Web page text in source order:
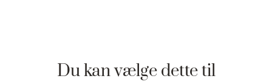
Du kan vælge dette til